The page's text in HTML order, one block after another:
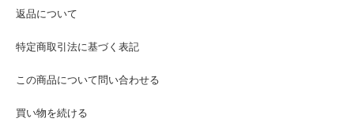
返品について
特定商取引法に基づく表記
この商品について問い合わせる
買い物を続ける